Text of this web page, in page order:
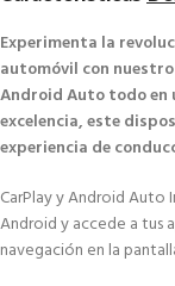
Experimenta la
automóvil con
Android Auto todo en
excelencia, este
experiencia de
CarPlay y Android
Android y accede a tus
navegación en la